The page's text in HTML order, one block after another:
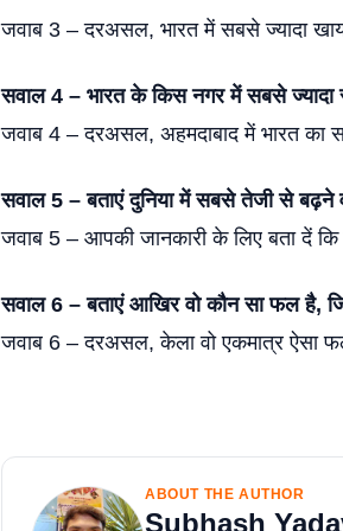
जवाब 3 – दरअसल, भारत में सबसे ज्यादा
सवाल 4 – भारत के किस नगर में सबसे ज्यादा
जवाब 4 – दरअसल, अहमदाबाद में भारत का
सवाल 5 – बताएं दुनिया में सबसे तेजी से बढ़ने
जवाब 5 – आपकी जानकारी के लिए बता दें
सवाल 6 – बताएं आखिर वो कौन सा फल है,
जवाब 6 – दरअसल, केला वो एकमात्र ऐसा
ABOUT THE AUTHOR
Subhash